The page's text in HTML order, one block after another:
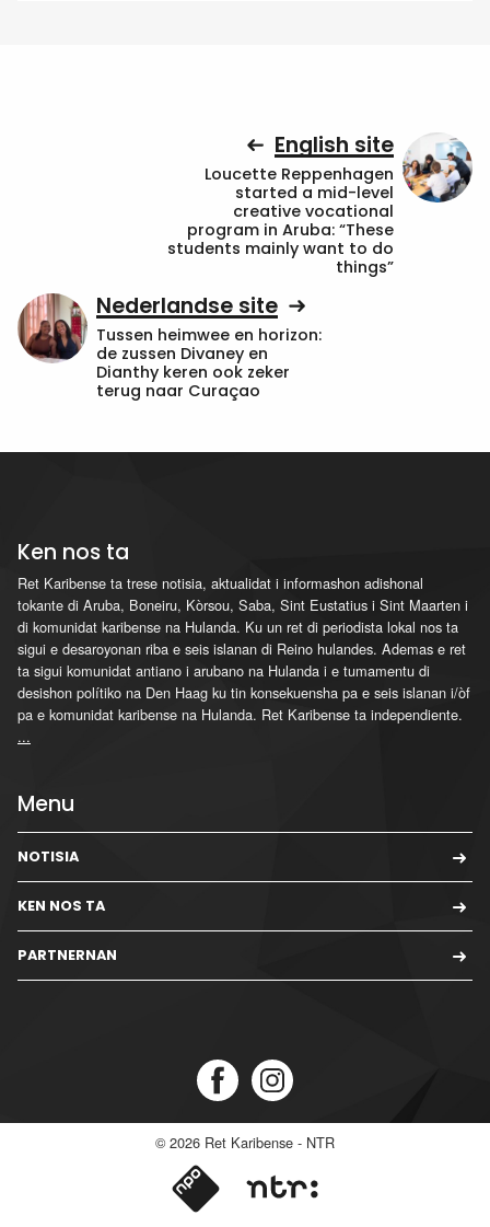
English site
Loucette Reppenhagen
started a mid-level
creative vocational
program in Aruba: “These
students mainly want to do
things”
Nederlandse site
Tussen heimwee en horizon:
de zussen Divaney en
Dianthy keren ook zeker
terug naar Curaçao
Ken nos ta
Ret Karibense ta trese notisia, aktualidat i informashon adishonal
tokante di Aruba, Boneiru, Kòrsou, Saba, Sint Eustatius i Sint Maarten i
di komunidat karibense na Hulanda. Ku un ret di periodista lokal nos ta
sigui e desaroyonan riba e seis islanan di Reino hulandes. Ademas e ret
ta sigui komunidat antiano i arubano na Hulanda i e tumamentu di
desishon polítiko na Den Haag ku tin konsekuensha pa e seis islanan i/òf
pa e komunidat karibense na Hulanda. Ret Karibense ta independiente.
...
Menu
NOTISIA
KEN NOS TA
PARTNERNAN
© 2026 Ret Karibense - NTR